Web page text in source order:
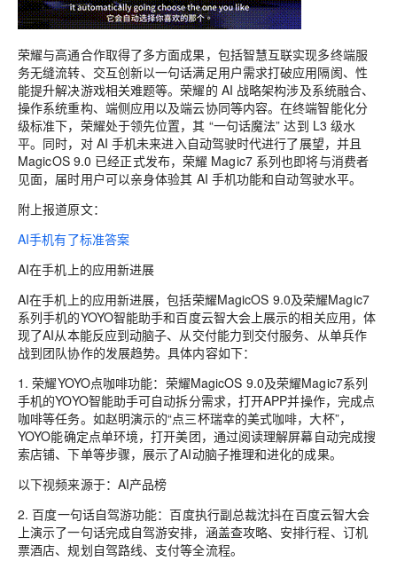
荣耀与高通合作取得了多方面成果，包括智慧互联实现多终端服
务无缝流转、交互创新以一句话满足用户需求打破应用隔阂、性
能提升解决游戏相关难题等。荣耀的 AI 战略架构涉及系统融合、
操作系统重构、端侧应用以及端云协同等内容。在终端智能化分
级标准下，荣耀处于领先位置，其 “一句话魔法” 达到 L3 级水
平。同时，对 AI 手机未来进入自动驾驶时代进行了展望，并且
MagicOS 9.0 已经正式发布，荣耀 Magic7 系列也即将与消费者
见面，届时用户可以亲身体验其 AI 手机功能和自动驾驶水平。
附上报道原文：
AI手机有了标准答案
AI在手机上的应用新进展
AI在手机上的应用新进展，包括荣耀MagicOS 9.0及荣耀Magic7
系列手机的YOYO智能助手和百度云智大会上展示的相关应用，体
现了AI从本能反应到动脑子、从交付能力到交付服务、从单兵作
战到团队协作的发展趋势。具体内容如下：
1.荣耀YOYO点咖啡功能：荣耀MagicOS 9.0及荣耀Magic7系列
手机的YOYO智能助手可自动拆分需求，打开APP并操作，完成点
咖啡等任务。如赵明演示的“点三杯瑞幸的美式咖啡，大杯”，
YOYO能确定点单环境，打开美团，通过阅读理解屏幕自动完成搜
索店铺、下单等步骤，展示了AI动脑子推理和进化的成果。
以下视频来源于：AI产品榜
2. 百度一句话自驾游功能：百度执行副总裁沈抖在百度云智大会
上演示了一句话完成自驾游安排，涵盖查攻略、安排行程、订机
票酒店、规划自驾路线、支付等全流程。